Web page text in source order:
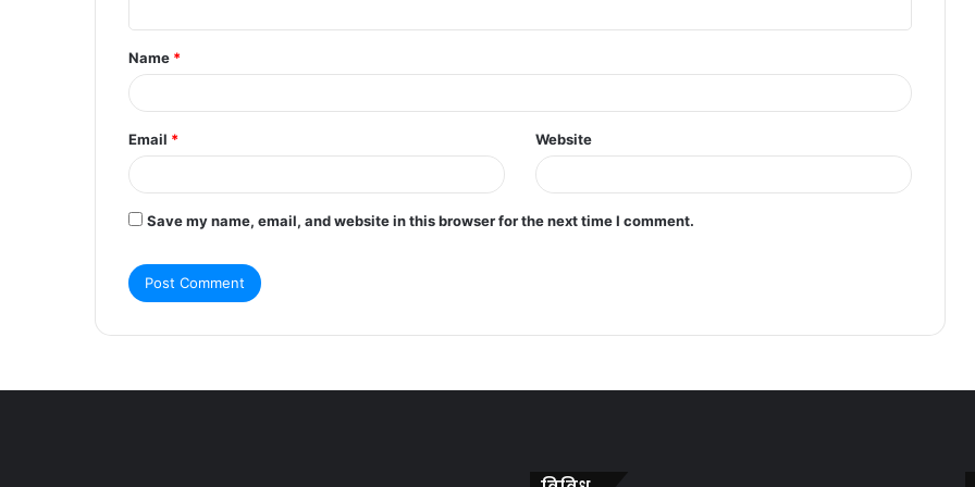
t
*
Name *
Email * Website
Save my name, email, and website in this browser for the next time I comment.